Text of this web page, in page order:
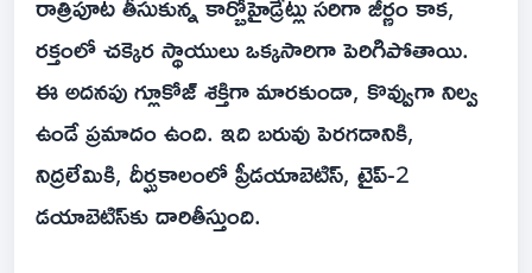
రక్తంలో చక్కెర స్థాయులు ఒక్కసారిగా పెరిగిపోతాయి.
ఈ అదనపు గ్లూకోజ్ శక్తిగా మారకుండా, కొవ్వుగా నిల్వ
ఉండే ప్రమాదం ఉంది. ఇది బరువు పెరగడానికి,
నిద్రలేమికి, దీర్ఘకాలంలో ప్రీడయాబెటిస్, టైప్-2
డయాబెటిస్‌కు దారితీస్తుంది.